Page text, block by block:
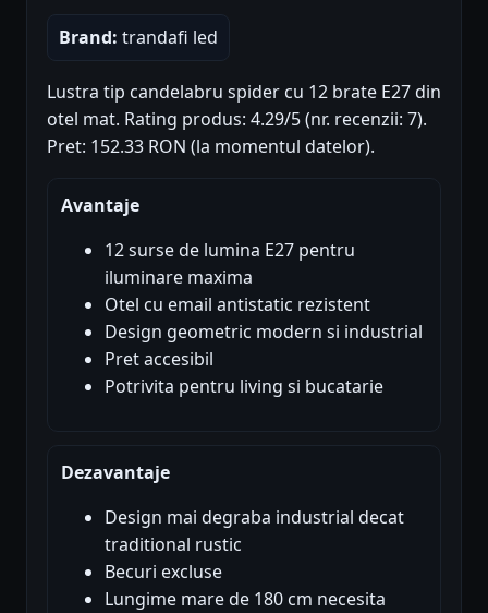
Brand: trandafi led
Lustra tip candelabru spider cu 12 brate E27 din
otel mat. Rating produs: 4.29/5 (nr. recenzii: 7).
Pret: 152.33 RON (la momentul datelor).
Avantaje
12 surse de lumina E27 pentru
iluminare maxima
Otel cu email antistatic rezistent
Design geometric modern si industrial
Pret accesibil
Potrivita pentru living si bucatarie
Dezavantaje
Design mai degraba industrial decat
traditional rustic
Becuri excluse
Lungime mare de 180 cm necesita